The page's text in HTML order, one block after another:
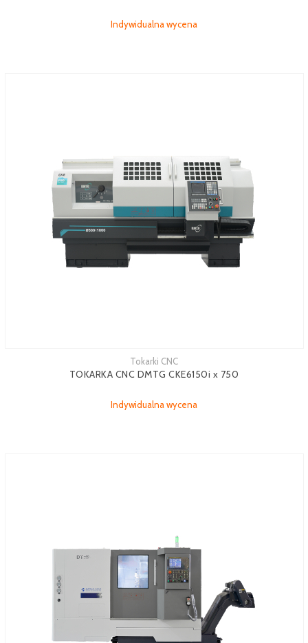
Indywidualna wycena
Tokarki CNC
TOKARKA CNC DMTG CKE6150i x 750
Indywidualna wycena